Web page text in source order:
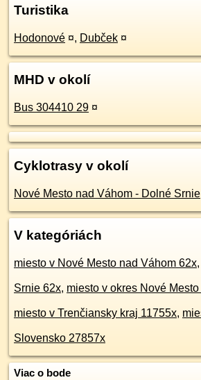
Turistika
Hodonové ¤, Dubček ¤
MHD v okolí
Bus 304410 29 ¤
Cyklotrasy v okolí
Nové Mesto nad Váhom - Dolné Srnie
V kategóriách
miesto v Nové Mesto nad Váhom 62x,
Srnie 62x, miesto v okres Nové
miesto v Trenčiansky kraj 11755x,
Slovensko 27857x
Viac o bode